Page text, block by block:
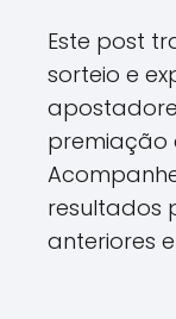
Este post
sorteio e
premiação
resultados
anteriores